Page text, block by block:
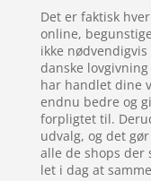
Det er faktisk
online,
ikke
danske
har handlet dine
endnu bedre og
forpligtet til.
udvalg, og det
alle de shops
let i dag at